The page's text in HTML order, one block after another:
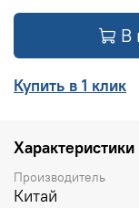
В
Купить в 1 клик
Характеристики
Производитель
Китай